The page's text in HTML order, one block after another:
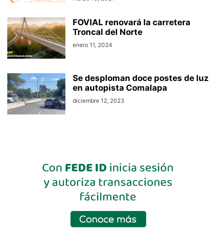
FOVIAL renovará la carretera
Troncal del Norte
enero 11, 2024
Se desploman doce postes de luz
en autopista Comalapa
diciembre 12, 2023